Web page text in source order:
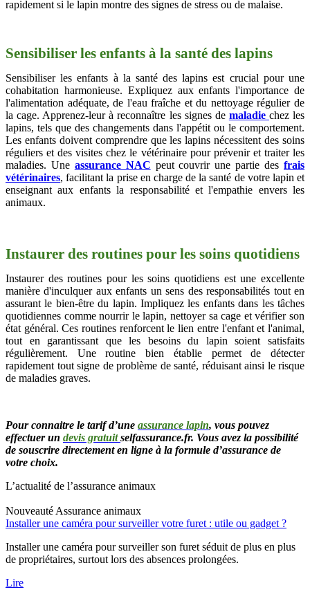
rapidement si le lapin montre des signes de stress ou de malaise.
Sensibiliser les enfants à la santé des lapins
Sensibiliser les enfants à la santé des lapins est crucial pour une
cohabitation harmonieuse. Expliquez aux enfants l'importance de
l'alimentation adéquate, de l'eau fraîche et du nettoyage régulier de
la cage. Apprenez-leur à reconnaître les signes de maladie chez les
lapins, tels que des changements dans l'appétit ou le comportement.
Les enfants doivent comprendre que les lapins nécessitent des soins
réguliers et des visites chez le vétérinaire pour prévenir et traiter les
maladies. Une assurance NAC peut couvrir une partie desfrais
vétérinaires, facilitant la prise en charge de la santé de votre lapin et
enseignant aux enfants la responsabilité et l'empathie envers les
animaux.
Instaurer des routines pour les soins quotidiens
Instaurer des routines pour les soins quotidiens est une excellente
manière d'inculquer aux enfants un sens des responsabilités tout en
assurant le bien-être du lapin. Impliquez les enfants dans les tâches
quotidiennes comme nourrir le lapin, nettoyer sa cage et vérifier son
état général. Ces routines renforcent le lien entre l'enfant et l'animal,
tout en garantissant que les besoins du lapin soient satisfaits
régulièrement. Une routine bien établie permet de détecter
rapidement tout signe de problème de santé, réduisant ainsi le risque
de maladies graves.
Pour connaitre le tarif d’une assurance lapin, vous pouvez
effectuer un devis gratuit selfassurance.fr. Vous avez la possibilité
de souscrire directement en ligne à la formule d’assurance de
votre choix.
L’actualité de l’assurance animaux
Nouveauté Assurance animaux
Installer une caméra pour surveiller votre furet : utile ou gadget ?
Installer une caméra pour surveiller son furet séduit de plus en plus
de propriétaires, surtout lors des absences prolongées.
Lire